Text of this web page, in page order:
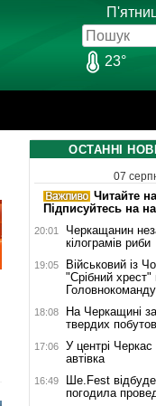
23°
ОСТАННІ
07
Читайте
Підписуйтесь на
20:01
Черкащанин
кілограмів риби
19:05
Військовий із
"Срібний хрест"
18:08
На Черкащині
твердих
17:06
У центрі
автівка
16:49
Ше.Fest
погодила